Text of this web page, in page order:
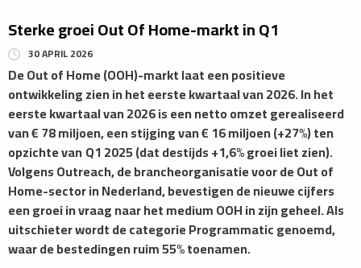
Sterke groei Out Of Home-markt in Q1
30 APRIL 2026
De Out of Home (OOH)-markt laat een positieve
ontwikkeling zien in het eerste kwartaal van 2026. In het
eerste kwartaal van 2026 is een netto omzet gerealiseerd
van € 78 miljoen, een stijging van € 16 miljoen (+27%) ten
opzichte vanQ1 2025 (dat destijds +1,6% groei liet zien).
Volgens Outreach, de brancheorganisatie voor de Out of
Home-sector in Nederland, bevestigen de nieuwe cijfers
een groei in vraag naar het medium OOH in zijn geheel. Als
uitschieter wordt de categorie Programmatic genoemd,
waar de bestedingen ruim 55% toenamen.